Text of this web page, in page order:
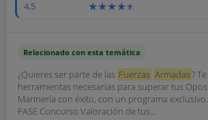
4.5
Relacionado con esta temática
¿Quieres ser parte de las Fuerzas Armadas?
herramientas necesarias para superar tus
Marinería con éxito, con un programa exclusivo.
FASE Concurso Valoración de tus...